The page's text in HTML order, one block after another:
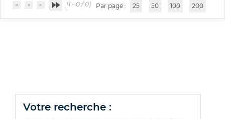
(1 - 0 / 0) Par page : 25 50 100 200
votre recherche :